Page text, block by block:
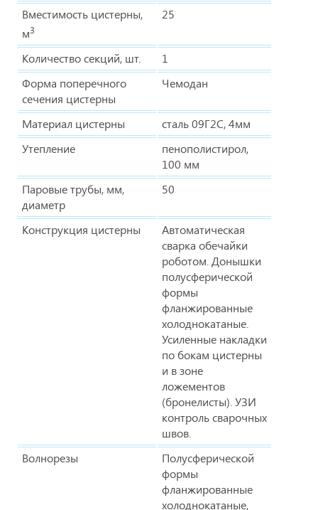
Вместимость цистерны,
м3
25
Количество секций, шт.
1
Форма поперечного
сечения цистерны
Чемодан
Материал цистерны
сталь 09Г2С, 4мм
Утепление
пенополистирол,
100 мм
Паровые трубы, мм,
диаметр
50
Конструкция цистерны
Автоматическая
сварка обечайки
роботом. Донышки
полусферической
формы
фланжированные
холоднокатаные.
Усиленные накладки
по бокам цистерны
и в зоне
ложементов
(бронелисты). УЗИ
контроль сварочных
швов.
Волнорезы
Полусферической
формы
фланжированные
холоднокатаные,